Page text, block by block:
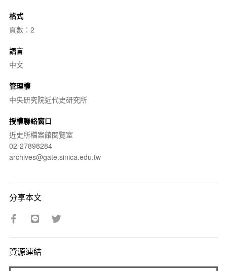
格式
頁數：2
語言
中文
管理權
中央研究院近代史研究所
授權聯絡窗口
近史所檔案館閱覽室
02-27898284
archives@gate.sinica.edu.tw
分享本文
資源連結